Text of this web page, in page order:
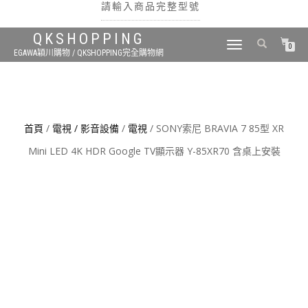
請輸入商品完整型號
QKSHOPPING
EGAWA穎川購物 / QKSHOPPING完全購物網
TOGGLE
0
首頁 / 電視 / 影音設備 / 電視 / SONY索尼 BRAVIA 7 85型 XR
Mini LED 4K HDR Google TV顯示器 Y-85XR70 含桌上安裝